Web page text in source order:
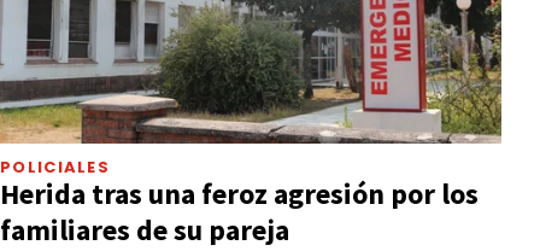
POLICIALES
Herida tras una feroz agresión por los
familiares de su pareja